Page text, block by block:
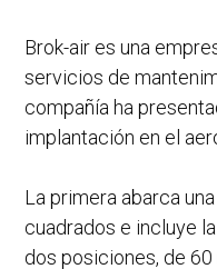
Brok-air es una
servicios de
compañía ha
implantación en el
La primera abarca
cuadrados e incluye
dos posiciones, de